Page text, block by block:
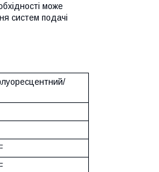
може
систем подачі